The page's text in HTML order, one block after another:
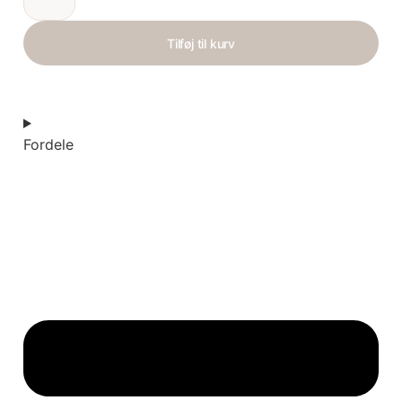
Tilføj til kurv
Fordele